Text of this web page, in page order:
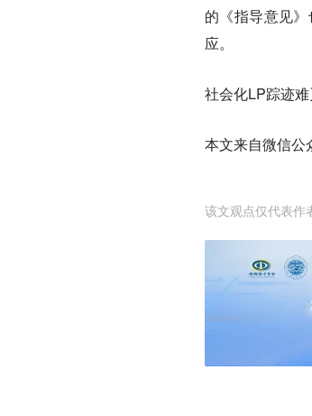
的《指导意见
应。
社会化LP踪迹难
本文来自微信公
该文观点仅代表作